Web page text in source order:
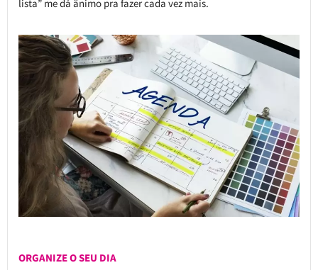
lista” me dá ânimo pra fazer cada vez mais.
ORGANIZE O SEU DIA